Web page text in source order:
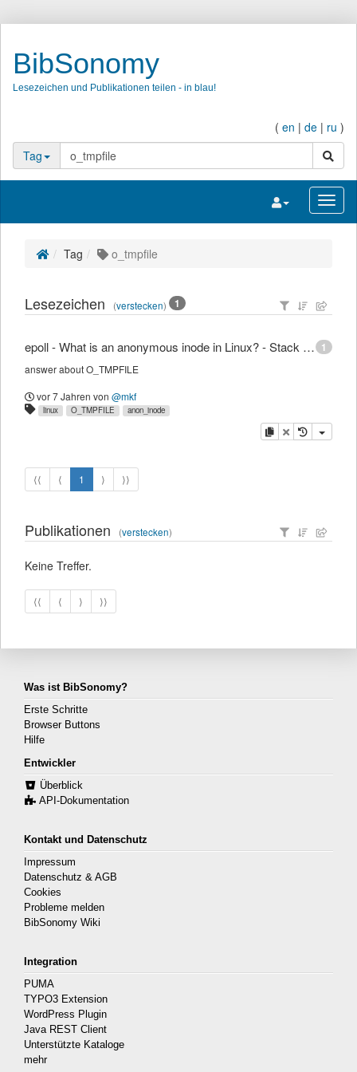
BibSonomy
Lesezeichen und Publikationen teilen - in blau!
( en | de | ru )
Tag
Suche
Navigation
Tag o_tmpfile
Lesezeichen (verstecken) 1
1
epoll - What is an anonymous inode in Linux? - Stack Overflow
answer about O_TMPFILE
vor 7 Jahren von @mkf
linux O_TMPFILE anon_inode
Kopieren
Löschen
⟨⟨ ⟨ 1 ⟩ ⟩⟩
Publikationen (verstecken)
Keine Treffer.
⟨⟨ ⟨ ⟩ ⟩⟩
Was ist BibSonomy?
Erste Schritte
Browser Buttons
Hilfe
Entwickler
Überblick
API-Dokumentation
Kontakt und Datenschutz
Impressum
Datenschutz & AGB
Cookies
Probleme melden
BibSonomy Wiki
Integration
PUMA
TYPO3 Extension
WordPress Plugin
Java REST Client
Unterstützte Kataloge
mehr